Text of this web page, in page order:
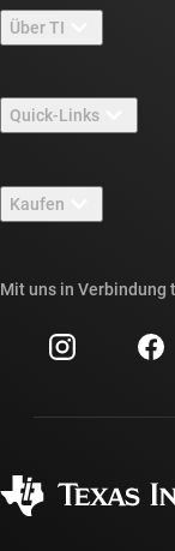
Über TI
Stellenangebote
Newsroom
Veranstaltungen
Quick-Links
TI E2E™-Design-
Querverweis-
myTI-Konto
Kaufen
Häufig gestellte
Mit uns in Verbindung